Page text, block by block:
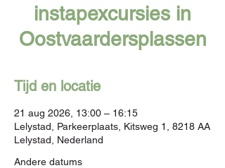
instapexcursies in
Oostvaardersplassen
Tijd en locatie
21 aug 2026, 13:00 – 16:15
Lelystad, Parkeerplaats, Kitsweg 1, 8218 AA
Lelystad, Nederland
Andere datums